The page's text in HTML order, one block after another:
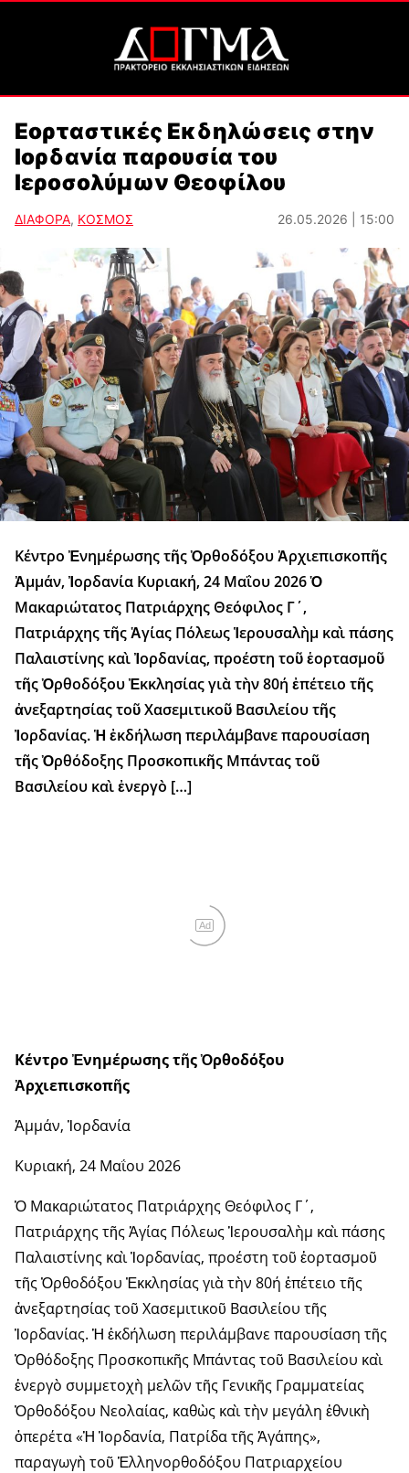
Εορταστικές Εκδηλώσεις στην
Ιορδανία παρουσία του
Ιεροσολύμων Θεοφίλου
ΔΙΑΦΟΡΑ, ΚΟΣΜΟΣ 26.05.2026 | 15:00
Κέντρο Ἐνημέρωσης τῆς Ὀρθοδόξου Ἀρχιεπισκοπῆς
Ἀμμάν, Ἰορδανία Κυριακή, 24 Μαΐου 2026 Ὁ
Μακαριώτατος Πατριάρχης Θεόφιλος Γ΄,
Πατριάρχης τῆς Ἁγίας Πόλεως Ἱερουσαλὴμ καὶ πάσης
Παλαιστίνης καὶ Ἰορδανίας, προέστη τοῦ ἑορτασμοῦ
τῆς Ὀρθοδόξου Ἐκκλησίας γιὰ τὴν 80ή ἐπέτειο τῆς
ἀνεξαρτησίας τοῦ Χασεμιτικοῦ Βασιλείου τῆς
Ἰορδανίας. Ἡ ἐκδήλωση περιλάμβανε παρουσίαση
τῆς Ὀρθόδοξης Προσκοπικῆς Μπάντας τοῦ
Βασιλείου καὶ ἐνεργὸ […]
Ad
Κέντρο Ἐνημέρωσης τῆς Ὀρθοδόξου
Ἀρχιεπισκοπῆς
Ἀμμάν, Ἰορδανία
Κυριακή, 24 Μαΐου 2026
Ὁ Μακαριώτατος Πατριάρχης Θεόφιλος Γ΄,
Πατριάρχης τῆς Ἁγίας Πόλεως Ἱερουσαλὴμ καὶ πάσης
Παλαιστίνης καὶ Ἰορδανίας, προέστη τοῦ ἑορτασμοῦ
τῆς Ὀρθοδόξου Ἐκκλησίας γιὰ τὴν 80ή ἐπέτειο τῆς
ἀνεξαρτησίας τοῦ Χασεμιτικοῦ Βασιλείου τῆς
Ἰορδανίας. Ἡ ἐκδήλωση περιλάμβανε παρουσίαση τῆς
Ὀρθόδοξης Προσκοπικῆς Μπάντας τοῦ Βασιλείου καὶ
ἐνεργὸ συμμετοχὴ μελῶν τῆς Γενικῆς Γραμματείας
Ὀρθοδόξου Νεολαίας, καθὼς καὶ τὴν μεγάλη ἐθνικὴ
ὀπερέτα «Ἡ Ἰορδανία, Πατρίδα τῆς Ἀγάπης»,
παραγωγὴ τοῦ Ἑλληνορθοδόξου Πατριαρχείου